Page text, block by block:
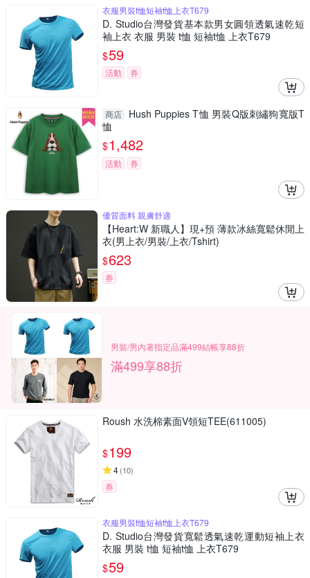
衣服男裝t恤短袖t恤上衣T679
D. Studio台灣發貨基本款男女圓領透氣速乾短
袖上衣 衣服 男裝 t恤 短袖t恤 上衣T679
$59
活動 券
商店
Hush Puppies T恤 男裝Q版刺繡狗寬版T
恤
$1,482
活動 券
優質面料 親膚舒適
【Heart:W 新職人】現+預 薄款冰絲寬鬆休閒上
衣(男上衣/男裝/上衣/Tshirt)
$623
券
男裝/男內著指定品滿499結帳享88折
滿499享88折
Roush 水洗棉素面V領短TEE(611005)
$199
4(10)
券
衣服男裝t恤短袖t恤上衣T679
D. Studio台灣發貨寬鬆透氣速乾運動短袖上衣
衣服 男裝 t恤 短袖t恤 上衣T679
$59